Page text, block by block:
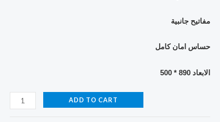
مفاتيح جانبية
حساس امان كامل
الابعاد 890 * 500
ADD TO CART